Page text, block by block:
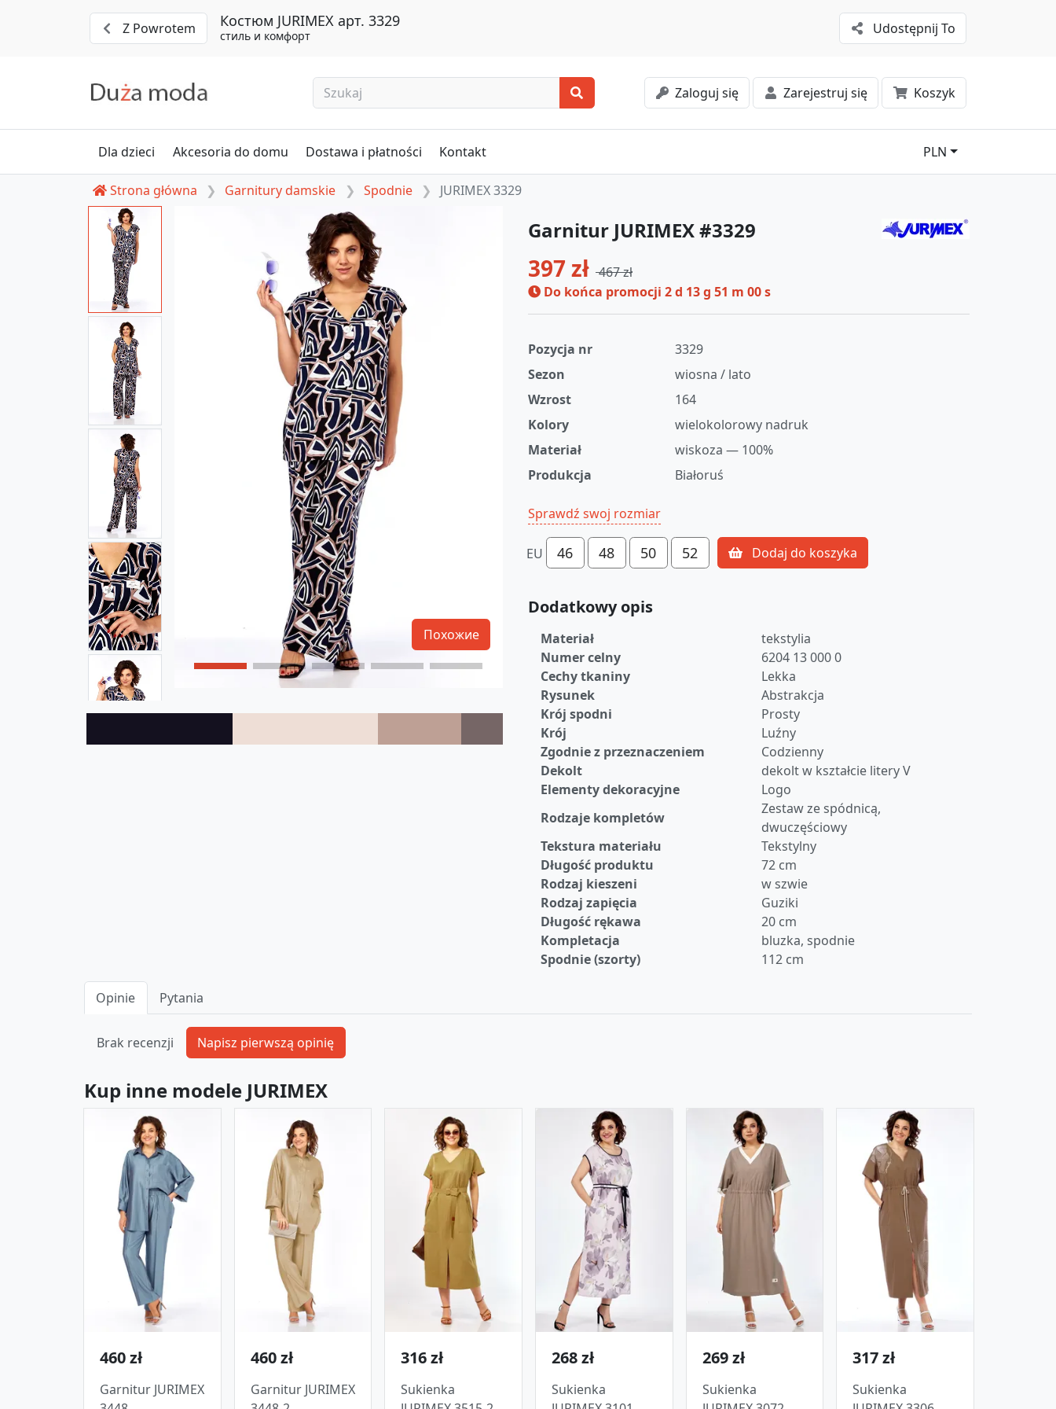
Z Powrotem Костюм JURIMEX арт. 3329
стиль и комфорт Udostępnij To
Zaloguj się Zarejestruj się Koszyk
Dla dzieci Akcesoria do domu Dostawa i płatności Kontakt PLN
Strona główna Garnitury damskie Spodnie JURIMEX 3329
Похожие
Garnitur JURIMEX #3329
397 zł 467 zł
Do końca promocji 2 d 13 g 51 m 00 s
Pozycja nr
3329
Sezon
wiosna / lato
Wzrost
164
Kolory
wielokolorowy nadruk
Materiał
wiskoza — 100%
Produkcja
Białoruś
Sprawdź swoj rozmiar
EU 46 48 50 52 Dodaj do koszyka
Dodatkowy opis
Materiał
tekstylia
Numer celny
6204 13 000 0
Cechy tkaniny
Lekka
Rysunek
Abstrakcja
Krój spodni
Prosty
Krój
Luźny
Zgodnie z przeznaczeniem
Codzienny
Dekolt
dekolt w kształcie litery V
Elementy dekoracyjne
Logo
Rodzaje kompletów
Zestaw ze spódnicą,
dwuczęściowy
Tekstura materiału
Tekstylny
Długość produktu
72 cm
Rodzaj kieszeni
w szwie
Rodzaj zapięcia
Guziki
Długość rękawa
20 cm
Kompletacja
bluzka, spodnie
Spodnie (szorty)
112 cm
Opinie Pytania
Brak recenzji
Kup inne modele JURIMEX
460 zł
Garnitur JURIMEX
460 zł
Garnitur JURIMEX
316 zł
Sukienka
268 zł
Sukienka
269 zł
Sukienka
317 zł
Sukienka